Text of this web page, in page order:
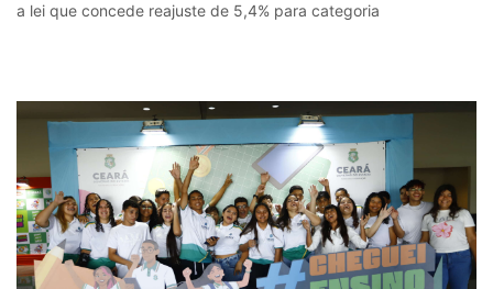
a lei que concede reajuste de 5,4% para categoria